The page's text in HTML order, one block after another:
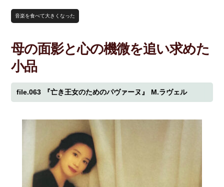
音楽を食べて大きくなった
母の面影と心の機微を追い求めた
小品
file.063 『亡き王女のためのパヴァーヌ』 M.ラヴェル